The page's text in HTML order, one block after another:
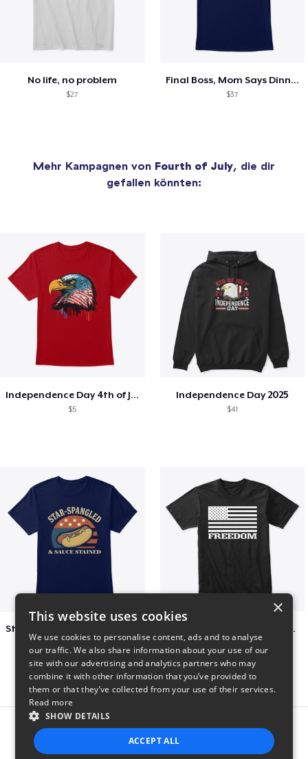
No life, no problem
$27
Final Boss, Mom Says Dinner's Ready
$37
Mehr Kampagnen von Fourth of July, die dir
gefallen könnten:
Independence Day 4th of July T-Shirt
$5
Independence Day 2025
$41
$5
FREEDOM FLAG TSHIRT BLACK
$26
Report this product
×
This website uses cookies
We use cookies to personalise content, ads and to analyse
our traffic. We also share information about your use of our
site with our advertising and analytics partners who may
combine it with other information that you’ve provided to
them or that they’ve collected from your use of their services.
Read more
SHOW DETAILS
ACCEPT ALL